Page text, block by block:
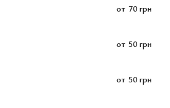
от 70 грн
от 50 грн
от 50 грн